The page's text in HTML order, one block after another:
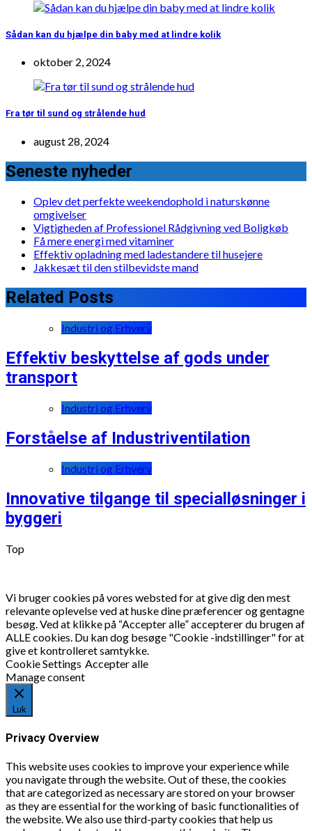
Sådan kan du hjælpe din baby med at lindre kolik
oktober 2, 2024
Fra tør til sund og strålende hud
august 28, 2024
Seneste nyheder
Oplev det perfekte weekendophold i naturskønne
omgivelser
Vigtigheden af Professionel Rådgivning ved Boligkøb
Få mere energi med vitaminer
Effektiv opladning med ladestandere til husejere
Jakkesæt til den stilbevidste mand
Related Posts
Industri og Erhverv
Effektiv beskyttelse af gods under
transport
Industri og Erhverv
Forståelse af Industriventilation
Industri og Erhverv
Innovative tilgange til specialløsninger i
byggeri
Top
Vi bruger cookies på vores websted for at give dig den mest
relevante oplevelse ved at huske dine præferencer og gentagne
besøg. Ved at klikke på “Accepter alle” accepterer du brugen af
ALLE cookies. Du kan dog besøge "Cookie -indstillinger" for at
give et kontrolleret samtykke.
Cookie Settings Accepter alle
Manage consent
Luk
Privacy Overview
This website uses cookies to improve your experience while
you navigate through the website. Out of these, the cookies
that are categorized as necessary are stored on your browser
as they are essential for the working of basic functionalities of
the website. We also use third-party cookies that help us